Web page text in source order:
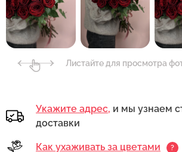
Листайте для просмотра
Укажите адрес, и мы узнаем
доставки
Как ухаживать за цветами ?